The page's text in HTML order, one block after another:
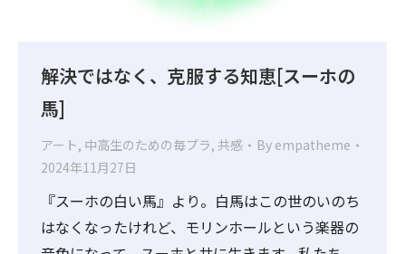
解決ではなく、克服する知恵[スーホの
馬]
アート, 中高生のための毎プラ, 共感 By empatheme
2024年11月27日
『スーホの白い馬』より。白馬はこの世のいのち
はなくなったけれど、モリンホールという楽器の